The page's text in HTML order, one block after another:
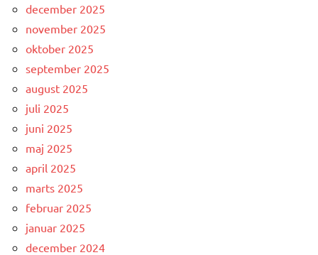
december 2025
november 2025
oktober 2025
september 2025
august 2025
juli 2025
juni 2025
maj 2025
april 2025
marts 2025
februar 2025
januar 2025
december 2024